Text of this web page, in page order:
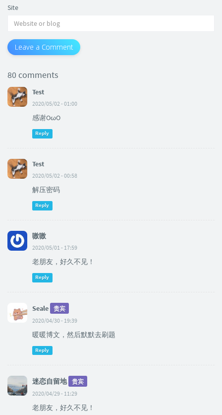
Site
Leave a Comment
80 comments
Test
2020/05/02 - 01:00
感谢OωO
Reply
Test
2020/05/02 - 00:58
解压密码
Reply
嗷嗷
2020/05/01 - 17:59
老朋友，好久不见！
Reply
Seale
贵宾
2020/04/30 - 19:39
暖暖博文，然后默默去刷题
Reply
迷恋自留地
贵宾
2020/04/29 - 11:29
老朋友，好久不见！